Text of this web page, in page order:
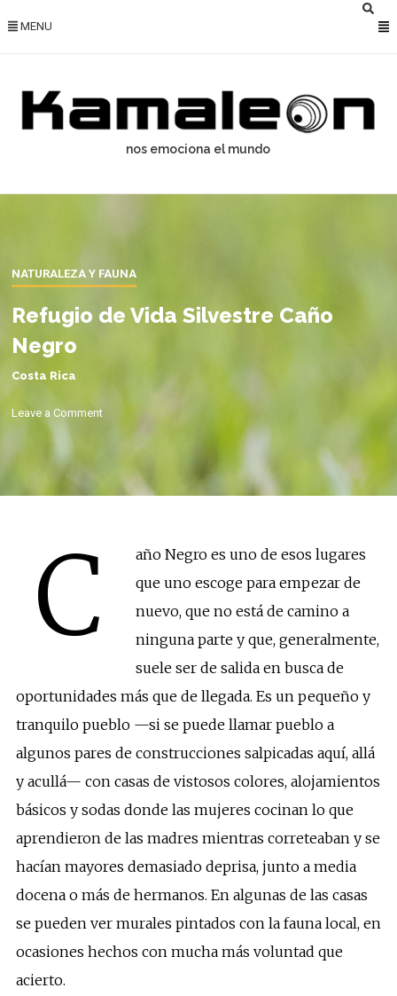
MENU
nos emociona el mundo
NATURALEZA Y FAUNA
Refugio de Vida Silvestre Caño
Negro
Costa Rica
Leave a Comment
C
año Negro es uno de esos lugares
que uno escoge para empezar de
nuevo, que no está de camino a
ninguna parte y que, generalmente,
suele ser de salida en busca de
oportunidades más que de llegada. Es un pequeño y
tranquilo pueblo —si se puede llamar pueblo a
algunos pares de construcciones salpicadas aquí, allá
y acullá— con casas de vistosos colores, alojamientos
básicos y sodas donde las mujeres cocinan lo que
aprendieron de las madres mientras correteaban y se
hacían mayores demasiado deprisa, junto a media
docena o más de hermanos. En algunas de las casas
se pueden ver murales pintados con la fauna local, en
ocasiones hechos con mucha más voluntad que
acierto.